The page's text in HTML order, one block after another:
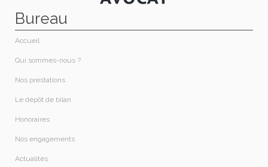
Bureau
Accueil
Qui sommes-nous ?​
Nos prestations​
Le dépôt de bilan
Honoraires​
Nos engagements
Actualités